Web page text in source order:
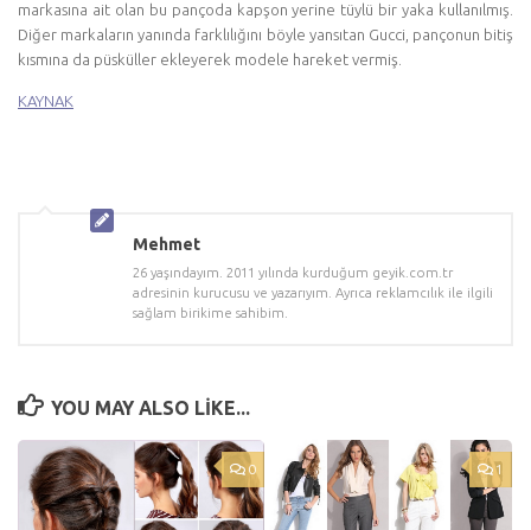
markasına ait olan bu pançoda kapşon yerine tüylü bir yaka kullanılmış.
Diğer markaların yanında farklılığını böyle yansıtan Gucci, pançonun bitiş
kısmına da püsküller ekleyerek modele hareket vermiş.
KAYNAK
Mehmet
26 yaşındayım. 2011 yılında kurduğum geyik.com.tr
adresinin kurucusu ve yazarıyım. Ayrıca reklamcılık ile ilgili
sağlam birikime sahibim.
YOU MAY ALSO LIKE...
0 1